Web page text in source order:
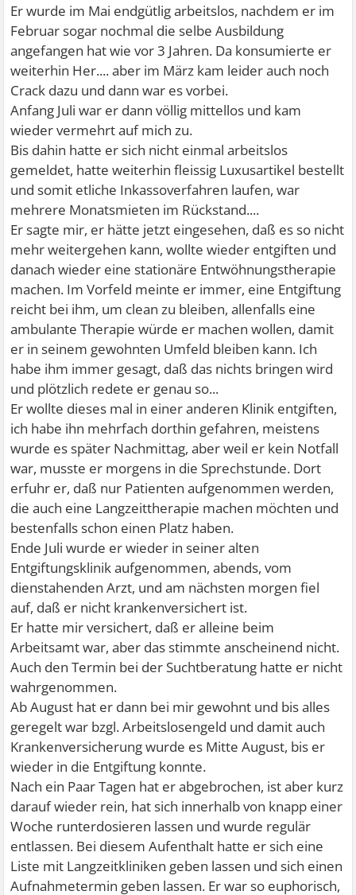
Er wurde im Mai endgütlig arbeitslos, nachdem er im
Februar sogar nochmal die selbe Ausbildung
angefangen hat wie vor 3 Jahren. Da konsumierte er
weiterhin Her.... aber im März kam leider auch noch
Crack dazu und dann war es vorbei.
Anfang Juli war er dann völlig mittellos und kam
wieder vermehrt auf mich zu.
Bis dahin hatte er sich nicht einmal arbeitslos
gemeldet, hatte weiterhin fleissig Luxusartikel bestellt
und somit etliche Inkassoverfahren laufen, war
mehrere Monatsmieten im Rückstand....
Er sagte mir, er hätte jetzt eingesehen, daß es so nicht
mehr weitergehen kann, wollte wieder entgiften und
danach wieder eine stationäre Entwöhnungstherapie
machen. Im Vorfeld meinte er immer, eine Entgiftung
reicht bei ihm, um clean zu bleiben, allenfalls eine
ambulante Therapie würde er machen wollen, damit
er in seinem gewohnten Umfeld bleiben kann. Ich
habe ihm immer gesagt, daß das nichts bringen wird
und plötzlich redete er genau so...
Er wollte dieses mal in einer anderen Klinik entgiften,
ich habe ihn mehrfach dorthin gefahren, meistens
wurde es später Nachmittag, aber weil er kein Notfall
war, musste er morgens in die Sprechstunde. Dort
erfuhr er, daß nur Patienten aufgenommen werden,
die auch eine Langzeittherapie machen möchten und
bestenfalls schon einen Platz haben.
Ende Juli wurde er wieder in seiner alten
Entgiftungsklinik aufgenommen, abends, vom
dienstahenden Arzt, und am nächsten morgen fiel
auf, daß er nicht krankenversichert ist.
Er hatte mir versichert, daß er alleine beim
Arbeitsamt war, aber das stimmte anscheinend nicht.
Auch den Termin bei der Suchtberatung hatte er nicht
wahrgenommen.
Ab August hat er dann bei mir gewohnt und bis alles
geregelt war bzgl. Arbeitslosengeld und damit auch
Krankenversicherung wurde es Mitte August, bis er
wieder in die Entgiftung konnte.
Nach ein Paar Tagen hat er abgebrochen, ist aber kurz
darauf wieder rein, hat sich innerhalb von knapp einer
Woche runterdosieren lassen und wurde regulär
entlassen. Bei diesem Aufenthalt hatte er sich eine
Liste mit Langzeitkliniken geben lassen und sich einen
Aufnahmetermin geben lassen. Er war so euphorisch,